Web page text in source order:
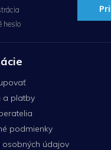
heslo
a platby
podmienky
osobných údajov